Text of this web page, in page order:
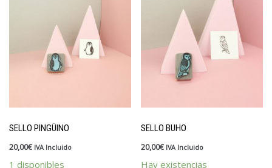
SELLO PINGÜINO
20,00€ IVA Incluido
1 disponibles
SELLO BUHO
20,00€ IVA Incluido
Hay existencias